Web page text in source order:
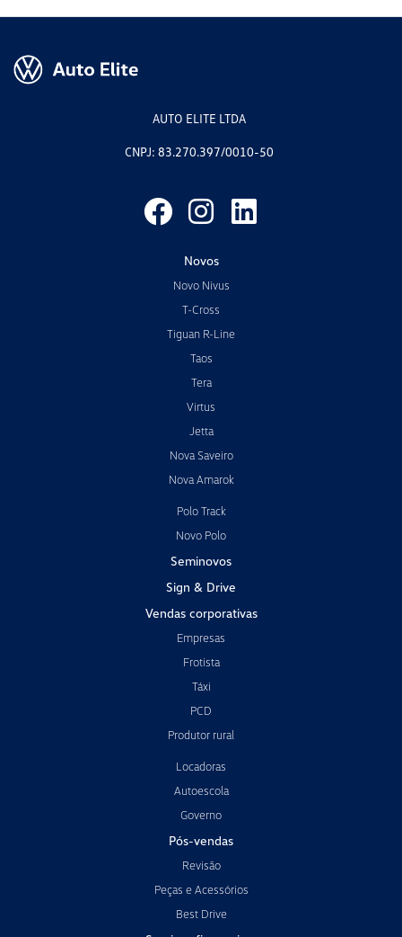
AUTO ELITE LTDA
CNPJ: 83.270.397/0010-50
Novos
Novo Nivus
T-Cross
Tiguan R-Line
Taos
Tera
Virtus
Jetta
Nova Saveiro
Nova Amarok
Polo Track
Novo Polo
Seminovos
Sign & Drive
Vendas corporativas
Empresas
Frotista
Táxi
PCD
Produtor rural
Locadoras
Autoescola
Governo
Pós-vendas
Revisão
Peças e Acessórios
Best Drive